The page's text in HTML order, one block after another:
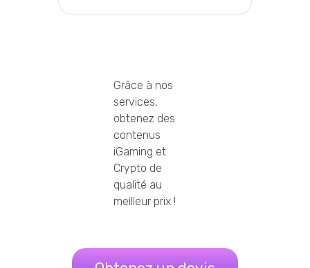
Grâce à nos
services,
obtenez des
contenus
iGaming et
Crypto de
qualité au
meilleur prix !